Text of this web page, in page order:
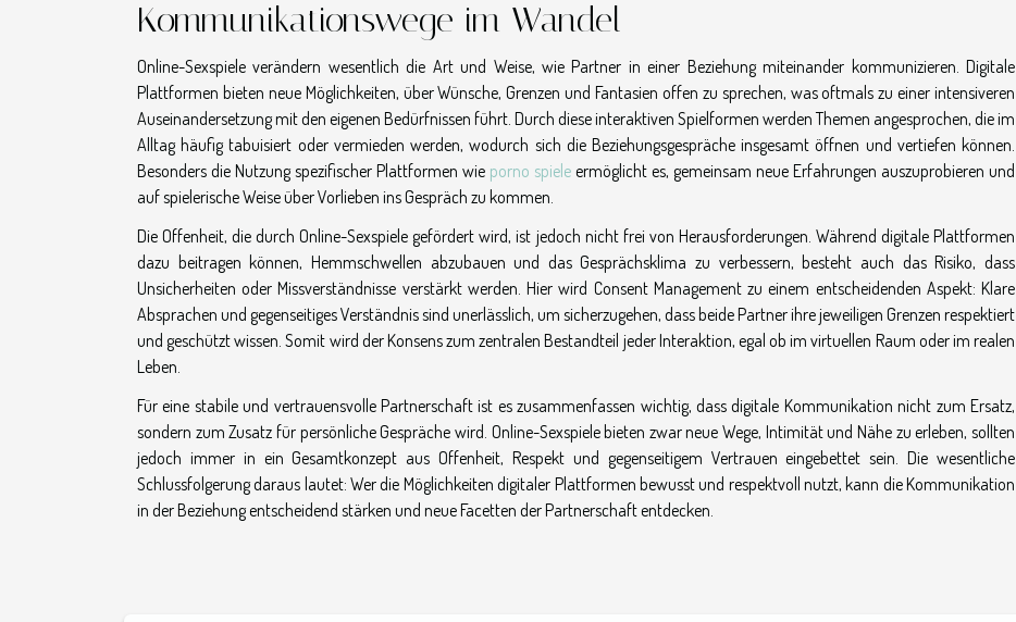
Kommunikationswege im Wandel
Online-Sexspiele verändern wesentlich die Art und Weise, wie Partner in einer Beziehung miteinander kommunizieren. Digitale
Plattformen bieten neue Möglichkeiten, über Wünsche, Grenzen und Fantasien offen zu sprechen, was oftmals zu einer intensiveren
Auseinandersetzung mit den eigenen Bedürfnissen führt. Durch diese interaktiven Spielformen werden Themen angesprochen, die im
Alltag häufig tabuisiert oder vermieden werden, wodurch sich die Beziehungsgespräche insgesamt öffnen und vertiefen können.
Besonders die Nutzung spezifischer Plattformen wie porno spiele ermöglicht es, gemeinsam neue Erfahrungen auszuprobieren und
auf spielerische Weise über Vorlieben ins Gespräch zu kommen.
Die Offenheit, die durch Online-Sexspiele gefördert wird, ist jedoch nicht frei von Herausforderungen. Während digitale Plattformen
dazu beitragen können, Hemmschwellen abzubauen und das Gesprächsklima zu verbessern, besteht auch das Risiko, dass
Unsicherheiten oder Missverständnisse verstärkt werden. Hier wird Consent Management zu einem entscheidenden Aspekt: Klare
Absprachen und gegenseitiges Verständnis sind unerlässlich, um sicherzugehen, dass beide Partner ihre jeweiligen Grenzen respektiert
und geschützt wissen. Somit wird der Konsens zum zentralen Bestandteil jeder Interaktion, egal ob im virtuellen Raum oder im realen
Leben.
Für eine stabile und vertrauensvolle Partnerschaft ist es zusammenfassen wichtig, dass digitale Kommunikation nicht zum Ersatz,
sondern zum Zusatz für persönliche Gespräche wird. Online-Sexspiele bieten zwar neue Wege, Intimität und Nähe zu erleben, sollten
jedoch immer in ein Gesamtkonzept aus Offenheit, Respekt und gegenseitigem Vertrauen eingebettet sein. Die wesentliche
Schlussfolgerung daraus lautet: Wer die Möglichkeiten digitaler Plattformen bewusst und respektvoll nutzt, kann die Kommunikation
in der Beziehung entscheidend stärken und neue Facetten der Partnerschaft entdecken.